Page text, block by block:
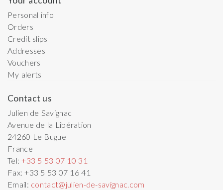
Personal info
Orders
Credit slips
Addresses
Vouchers
My alerts
Contact us
Julien de Savignac
Avenue de la Libération
24260 Le Bugue
France
Tel:+33 5 53 07 10 31
Fax:+33 5 53 07 16 41
Email: contact@julien-de-savignac.com